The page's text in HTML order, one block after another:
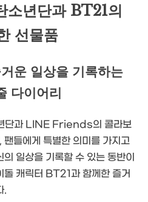
소년단과 BT21의
선물품
운 일상을 기록하는
다이어리
단과 LINE Friends의 콜라보
들에게 특별한 의미를 가지고
일상을 기록할 수 있는 동반이
돌 캐릭터 BT21과 함께한 즐거
.